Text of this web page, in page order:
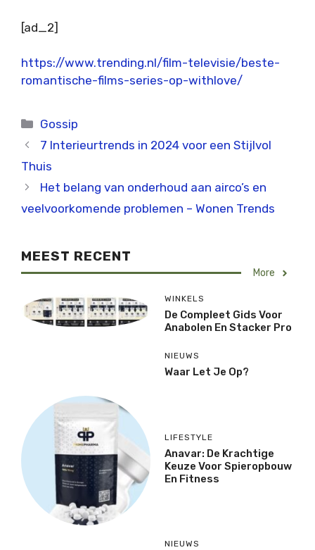
[ad_2]
https://www.trending.nl/film-televisie/beste-
romantische-films-series-op-withlove/
Categorieën
Gossip
7 Interieurtrends in 2024 voor een Stijlvol
Thuis
Het belang van onderhoud aan airco’s en
veelvoorkomende problemen – Wonen Trends
MEEST RECENT
More
WINKELS
De Compleet Gids Voor
Anabolen En Stacker Pro
NIEUWS
Waar Let Je Op?
LIFESTYLE
Anavar: De Krachtige
Keuze Voor Spieropbouw
En Fitness
NIEUWS